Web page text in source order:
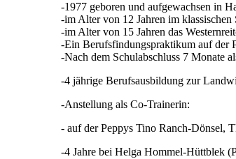
-1977 geboren und aufgewachsen in
-im Alter von 12 Jahren im
-im Alter von 15 Jahren das
-Ein Berufsfindungspraktikum auf der
-Nach dem Schulabschluss 7 Monate
-4 jährige Berufsausbildung zur
-Anstellung als Co-Trainerin:
- auf der Peppys Tino Ranch-Dönsel,
-4 Jahre bei Helga Hommel-Hüttblek